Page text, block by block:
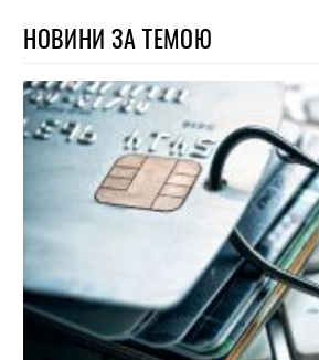
НОВИНИ ЗА ТЕМОЮ